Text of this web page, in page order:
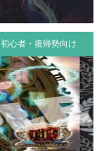
初心者・復帰勢向け